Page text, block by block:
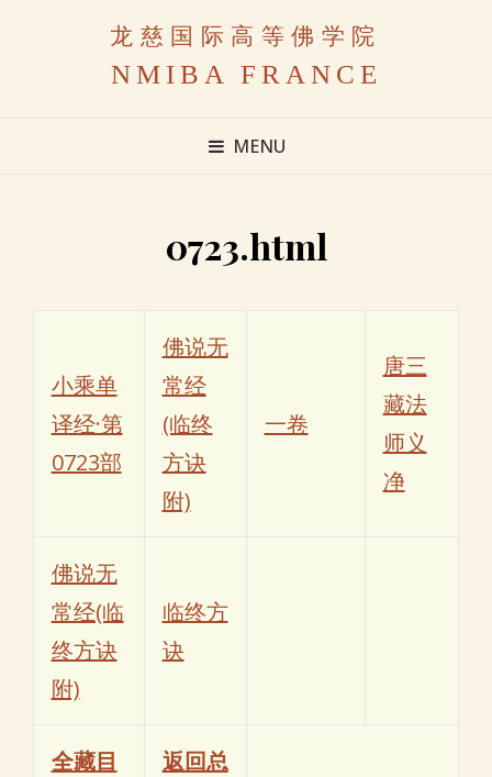
龙慈国际高等佛学院
NMIBA FRANCE
MENU
0723.html
小乘单
译经·第
0723部
佛说无
常经
(临终
方诀
附)
一卷
唐三
藏法
师义
净
佛说无
常经(临
终方诀
附)
临终方
诀
全藏目
返回总